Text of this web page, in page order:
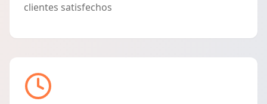
clientes satisfechos